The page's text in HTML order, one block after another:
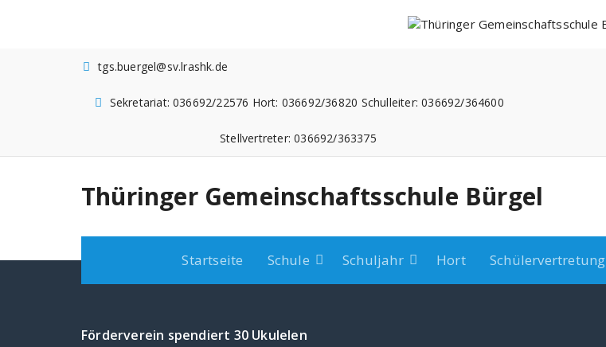
tgs.buergel@sv.lrashk.de
Sekretariat: 036692/22576 Hort: 036692/36820 Schulleiter: 036692/364600
Stellvertreter: 036692/363375
Thüringer Gemeinschaftsschule Bürgel
Startseite Schule Schuljahr Hort Schülervertretung
Förderverein spendiert 30 Ukulelen